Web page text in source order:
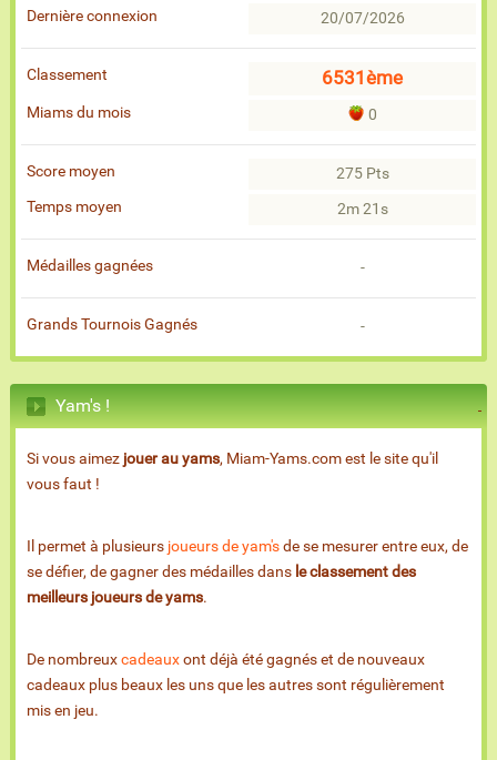
Dernière connexion
20/07/2026
Classement 6531ème
Miams du mois 0
Score moyen
275 Pts
Temps moyen
2m 21s
Médailles gagnées -
Grands Tournois Gagnés -
Yam's !
Si vous aimez jouer au yams, Miam-Yams.com est le site qu'il
vous faut !
Il permet à plusieurs joueurs de yam'sde se mesurer entre eux, de
se défier, de gagner des médailles dans le classement des
meilleurs joueurs de yams.
De nombreuxcadeauxont déjà été gagnés et de nouveaux
cadeaux plus beaux les uns que les autres sont régulièrement
mis en jeu.